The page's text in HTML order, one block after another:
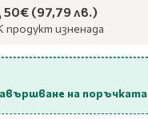
(97,79 лв.)
изненада
на поръчката